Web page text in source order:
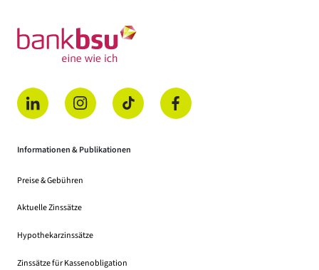
(öffnet in einem neuen Tab)
(öffnet in einem neuen Tab)
(öffnet in einem neuen Tab)
(öffnet in einem neuen Tab)
Informationen & Publikationen
Preise & Gebühren
Aktuelle Zinssätze
Hypothekarzinssätze
Zinssätze für Kassenobligation